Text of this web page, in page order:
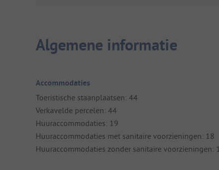
Algemene informatie
Accommodaties
Toeristische staanplaatsen: 44
Verkavelde percelen: 44
Huuraccommodaties: 19
Huuraccommodaties met sanitaire voorzieningen: 18
Huuraccommodaties zonder sanitaire voorzieningen: 1